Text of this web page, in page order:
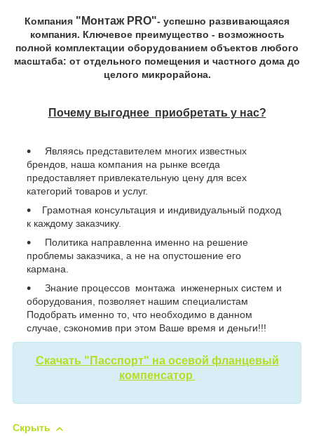
Компания "Монтаж PRO"- успешно развивающаяся
компания. Ключевое преимущество - возможность
полной комплектации оборудованием объектов любого
масштаба: от отдельного помещения и частного дома до
целого микрорайона.
Почему выгоднее приобретать у нас?
Являясь представителем многих известных
брендов, наша компания на рынке всегда
предоставляет привлекательную цену для всех
категорий товаров и услуг.
Грамотная консультация и индивидуальный подход
к каждому заказчику.
Политика направленна именно на решение
проблемы заказчика, а не на опустошение его
кармана.
Знание процессов монтажа инженерных систем и
оборудования, позволяет нашим специалистам
Подобрать именно то, что необходимо в данном
случае, сэкономив при этом Ваше время и деньги!!!
Скачать "Пасспорт" на осевой фланцевый
компенсатор
Скрыть